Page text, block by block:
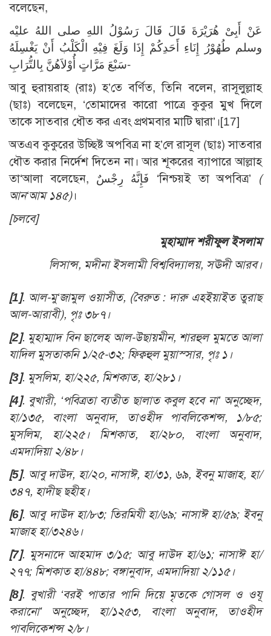
বলেছেন,
عَنْ أَبِىْ هُرَيْرَةَ قَالَ قَالَ رَسُوْلُ اللهِ صلى اللهُ عليْه
وسلم طُهُوْرُ إِنَاءِ أَحَدِكُمْ إِذَا وَلَغَ فِيْهِ الْكَلْبُ أَنْ يَغْسِلَهُ
سَبْعَ مَرَّاتٍ أُوْلاَهُنَّ بِالتُّرَابِ-
আবু হুরায়রাহ (রাঃ) হ’তে বর্ণিত, তিনি বলেন, রাসূলুল্লাহ
(ছাঃ) বলেছেন, ‘তোমাদের কারো পাত্রে কুকুর মুখ দিলে
তাকে সাতবার ধৌত কর এবং প্রথমবার মাটি দ্বারা’।[17]
অতএব কুকুরের উচ্ছিষ্ট অপবিত্র না হ’লে রাসূল (ছাঃ) সাতবার
ধৌত করার নির্দেশ দিতেন না। আর শূকরের ব্যাপারে আল্লাহ
তা‘আলা বলেছেন, فَإِنَّهُ رِجْسٌ ‘নিশ্চয়ই তা অপবিত্র’ (
আন‘আম ১৪৫)।
[চলবে]
মুহাম্মাদ শরীফুল ইসলাম
লিসান্স, মদীনা ইসলামী বিশ্ববিদ্যালয়, সঊদী আরব।
[1]. আল-মু‘জামুল ওয়াসীত, (বৈরুত : দারু এহইয়াইত তুরাছ
আল-আরাবী), পৃঃ ৩৮৭।
[2]. মুহাম্মাদ বিন ছালেহ আল-উছায়মীন, শারহুল মুমতে আলা
যাদিল মুসতাকনি ১/২৫-৩২; ফিক্বহুল মুয়াস্সার, পৃঃ ১।
[3]. মুসলিম, হা/২২৫, মিশকাত, হা/২৮১।
[4]. বুখারী, ‘পবিত্রতা ব্যতীত ছালাত কবুল হবে না’ অনুচ্ছেদ,
হা/১৩৫, বাংলা অনুবাদ, তাওহীদ পাবলিকেশন্স, ১/৮৫;
মুসলিম, হা/২২৫। মিশকাত, হা/২৮০, বাংলা অনুবাদ,
এমদাদিয়া ২/৪৮।
[5]. আবু দাউদ, হা/২০, নাসাঈ, হা/৩১, ৬৯, ইবনু মাজাহ, হা/
৩৪৭, হাদীছ ছহীহ।
[6]. আবু দাউদ হা/৮৩; তিরমিযী হা/৬৯; নাসাঈ হা/৫৯; ইবনু
মাজাহ হা/৩২৪৬।
[7]. মুসনাদে আহমাদ ৩/১৫; আবু দাউদ হা/৬১; নাসাঈ হা/
২৭৭; মিশকাত হা/৪৪৮; বঙ্গানুবাদ, এমদাদিয়া ২/১১৫।
[8]. বুখারী ‘বরই পাতার পানি দিয়ে মৃতকে গোসল ও ওযূ
করানো’ অনুচ্ছেদ, হা/১২৫৩, বাংলা অনুবাদ, তাওহীদ
পাবলিকেশন্স ২/৮।